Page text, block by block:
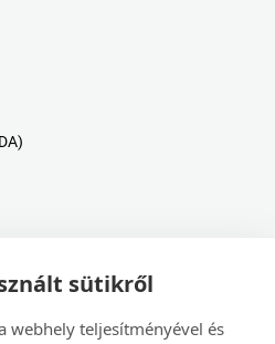
sütikről
webhely teljesítményével és